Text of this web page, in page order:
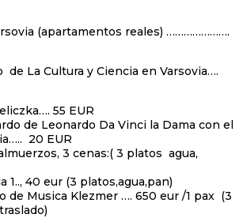
(apartamentos reales) ………………….
de La Cultura y Ciencia en Varsovia….
55 EUR
de Leonardo Da Vinci la Dama con el
20 EUR
3 cenas:( 3 platos agua,
1.., 40 eur (3 platos,agua,pan)
de Musica Klezmer …. 650 eur /1 pax (3